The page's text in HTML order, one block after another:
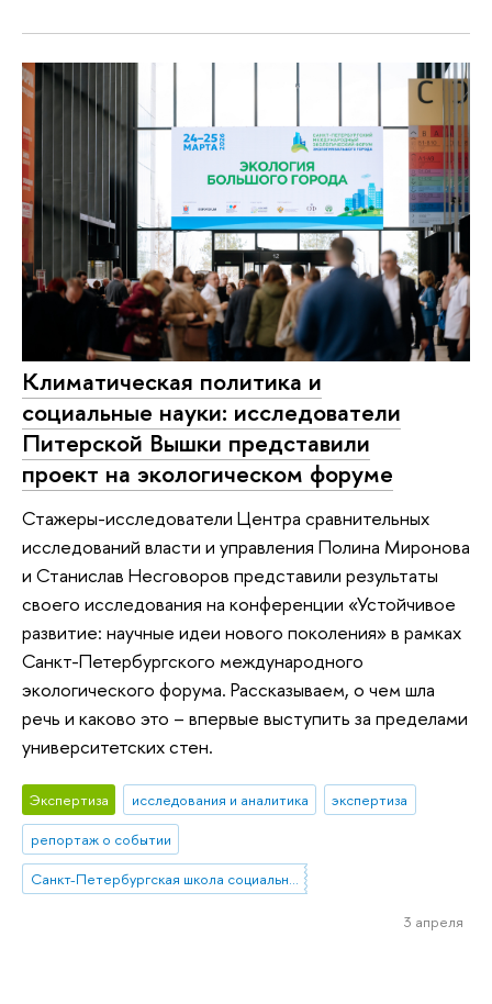
Климатическая политика и
социальные науки: исследователи
Питерской Вышки представили
проект на экологическом форуме
Стажеры-исследователи Центра сравнительных
исследований власти и управления Полина Миронова
и Станислав Несговоров представили результаты
своего исследования на конференции «Устойчивое
развитие: научные идеи нового поколения» в рамках
Санкт-Петербургского международного
экологического форума. Рассказываем, о чем шла
речь и каково это – впервые выступить за пределами
университетских стен.
Экспертиза исследования и аналитика
экспертиза
репортаж о событии
Санкт-Петербургская школа социальных наук
3 апреля